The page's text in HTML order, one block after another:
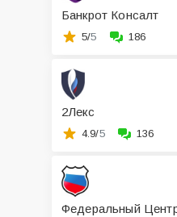
Банкрот Консалт
5/5 186
2Лекс
4.9/5 136
Федеральный